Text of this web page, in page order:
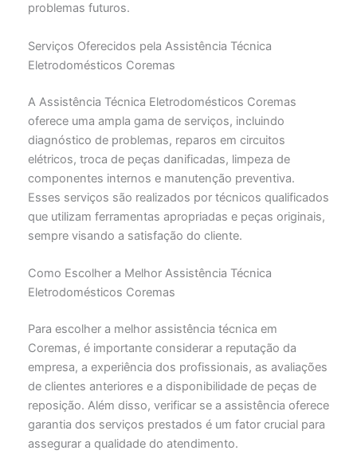
problemas futuros.
Serviços Oferecidos pela Assistência Técnica
Eletrodomésticos Coremas
A Assistência Técnica Eletrodomésticos Coremas
oferece uma ampla gama de serviços, incluindo
diagnóstico de problemas, reparos em circuitos
elétricos, troca de peças danificadas, limpeza de
componentes internos e manutenção preventiva.
Esses serviços são realizados por técnicos qualificados
que utilizam ferramentas apropriadas e peças originais,
sempre visando a satisfação do cliente.
Como Escolher a Melhor Assistência Técnica
Eletrodomésticos Coremas
Para escolher a melhor assistência técnica em
Coremas, é importante considerar a reputação da
empresa, a experiência dos profissionais, as avaliações
de clientes anteriores e a disponibilidade de peças de
reposição. Além disso, verificar se a assistência oferece
garantia dos serviços prestados é um fator crucial para
assegurar a qualidade do atendimento.